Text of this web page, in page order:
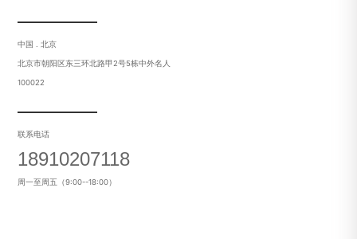
中国 . 北京
北京市朝阳区东三环北路甲2号5栋中外名人
100022
联系电话
18910207118
周一至周五（9:00--18:00）